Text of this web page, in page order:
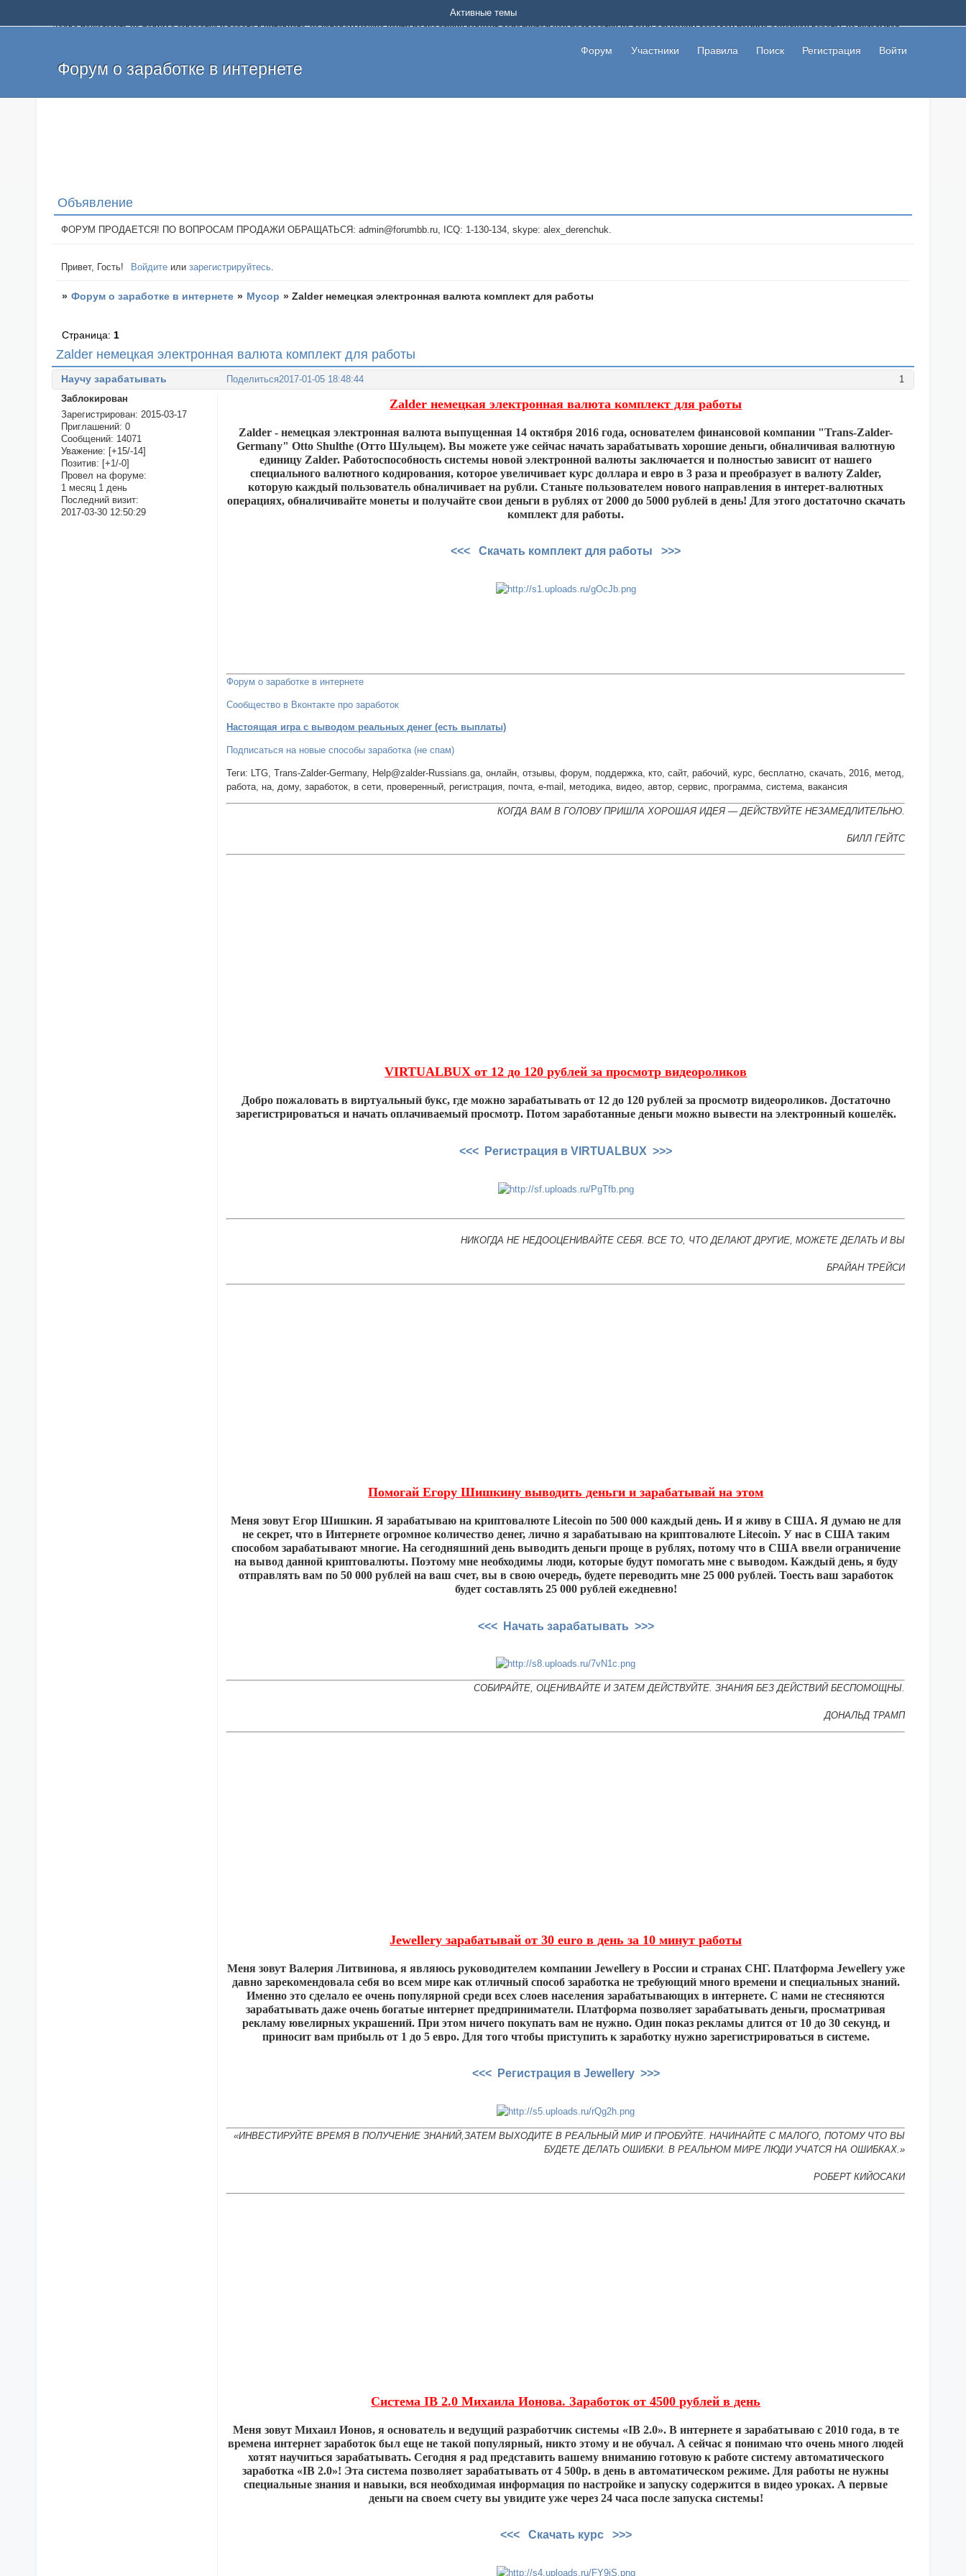
Добро пожаловать на форум о заработке и работе в интернете, на котором можно найти подходящий вариант дополнительной подработки на дому с высоким доходом помимо основной работы, не вкладывая
и оставлять свои отзывы. Если вы знаете, что определенный проект или сайт не платит, то указывайте в теме что это лохотрон, чтобы другие пользователи не попались на развод. Вы сможете начать зарабатывать
легкие деньги без вложений и регистрации уже сегодня. Создавайте новые темы, размещайте объявления со своими пригласительными ссылками и первая прибыль не заставит себя долго ждать.
Форум о заработке в интернете
Форум Участники Правила Поиск Регистрация Войти
Активные темы
Объявление
ФОРУМ ПРОДАЕТСЯ! ПО ВОПРОСАМ ПРОДАЖИ ОБРАЩАТЬСЯ: admin@forumbb.ru, ICQ: 1-130-134, skype: alex_derenchuk.
Привет, Гость! Войдите илизарегистрируйтесь.
» Форум о заработке в интернете » Мусор »Zalder немецкая электронная валюта комплект для работы
Zalder немецкая электронная валюта комплект для работы
Страница: 1
Поделиться 1
2017-01-05 18:48:44
Научу зарабатывать
Заблокирован
Зарегистрирован: 2015-03-17
Приглашений: 0
Сообщений: 14071
Уважение: [+15/-14]
Позитив: [+1/-0]
Провел на форуме:
1 месяц 1 день
Последний визит:
2017-03-30 12:50:29
Zalder немецкая электронная валюта комплект для работы
Zalder - немецкая электронная валюта выпущенная 14 октября 2016 года, основателем финансовой компании "Trans-Zalder-
Germany" Otto Shulthe (Отто Шульцем). Вы можете уже сейчас начать зарабатывать хорошие деньги, обналичивая валютную
единицу Zalder. Работоспособность системы новой электронной валюты заключается и полностью зависит от нашего
специального валютного кодирования, которое увеличивает курс доллара и евро в 3 раза и преобразует в валюту Zalder,
которую каждый пользователь обналичивает на рубли. Станьте пользователем нового направления в интерет-валютных
операциях, обналичивайте монеты и получайте свои деньги в рублях от 2000 до 5000 рублей в день! Для этого достаточно скачать
комплект для работы.
<<< Скачать комплект для работы >>>
Форум о заработке в интернете
Сообщество в Вконтакте про заработок
Настоящая игра с выводом реальных денег (есть выплаты)
Подписаться на новые способы заработка (не спам)
Теги: LTG, Trans-Zalder-Germany, Help@zalder-Russians.ga, онлайн, отзывы, форум, поддержка, кто, сайт, рабочий, курс, бесплатно, скачать, 2016, метод,
работа, на, дому, заработок, в сети, проверенный, регистрация, почта, e-mail, методика, видео, автор, сервис, программа, система, вакансия
КОГДА ВАМ В ГОЛОВУ ПРИШЛА ХОРОШАЯ ИДЕЯ — ДЕЙСТВУЙТЕ НЕЗАМЕДЛИТЕЛЬНО.
БИЛЛ ГЕЙТС
VIRTUALBUX от 12 до 120 рублей за просмотр видеороликов
Добро пожаловать в виртуальный букс, где можно зарабатывать от 12 до 120 рублей за просмотр видеороликов. Достаточно
зарегистрироваться и начать оплачиваемый просмотр. Потом заработанные деньги можно вывести на электронный кошелёк.
<<< Регистрация в VIRTUALBUX >>>
НИКОГДА НЕ НЕДООЦЕНИВАЙТЕ СЕБЯ. ВСЕ ТО, ЧТО ДЕЛАЮТ ДРУГИЕ, МОЖЕТЕ ДЕЛАТЬ И ВЫ
БРАЙАН ТРЕЙСИ
Помогай Егору Шишкину выводить деньги и зарабатывай на этом
Меня зовут Егор Шишкин. Я зарабатываю на криптовалюте Litecoin по 500 000 каждый день. И я живу в США. Я думаю не для
не секрет, что в Интернете огромное количество денег, лично я зарабатываю на криптовалюте Litecoin. У нас в США таким
способом зарабатывают многие. На сегодняшний день выводить деньги проще в рублях, потому что в США ввели ограничение
на вывод данной криптовалюты. Поэтому мне необходимы люди, которые будут помогать мне с выводом. Каждый день, я буду
отправлять вам по 50 000 рублей на ваш счет, вы в свою очередь, будете переводить мне 25 000 рублей. Тоесть ваш заработок
будет составлять 25 000 рублей ежедневно!
<<< Начать зарабатывать >>>
СОБИРАЙТЕ, ОЦЕНИВАЙТЕ И ЗАТЕМ ДЕЙСТВУЙТЕ. ЗНАНИЯ БЕЗ ДЕЙСТВИЙ БЕСПОМОЩНЫ.
ДОНАЛЬД ТРАМП
Jewellery зарабатывай от 30 euro в день за 10 минут работы
Меня зовут Валерия Литвинова, я являюсь руководителем компании Jewellery в России и странах СНГ. Платформа Jewellery уже
давно зарекомендовала себя во всем мире как отличный способ заработка не требующий много времени и специальных знаний.
Именно это сделало ее очень популярной среди всех слоев населения зарабатывающих в интернете. С нами не стесняются
зарабатывать даже очень богатые интернет предприниматели. Платформа позволяет зарабатывать деньги, просматривая
рекламу ювелирных украшений. При этом ничего покупать вам не нужно. Один показ рекламы длится от 10 до 30 секунд, и
приносит вам прибыль от 1 до 5 евро. Для того чтобы приступить к заработку нужно зарегистрироваться в системе.
<<< Регистрация в Jewellery >>>
«ИНВЕСТИРУЙТЕ ВРЕМЯ В ПОЛУЧЕНИЕ ЗНАНИЙ,ЗАТЕМ ВЫХОДИТЕ В РЕАЛЬНЫЙ МИР И ПРОБУЙТЕ. НАЧИНАЙТЕ С МАЛОГО, ПОТОМУ ЧТО ВЫ
БУДЕТЕ ДЕЛАТЬ ОШИБКИ. В РЕАЛЬНОМ МИРЕ ЛЮДИ УЧАТСЯ НА ОШИБКАХ.»
РОБЕРТ КИЙОСАКИ
Система IB 2.0 Михаила Ионова. Заработок от 4500 рублей в день
Меня зовут Михаил Ионов, я основатель и ведущий разработчик системы «IB 2.0». В интернете я зарабатываю с 2010 года, в те
времена интернет заработок был еще не такой популярный, никто этому и не обучал. А сейчас я понимаю что очень много людей
хотят научиться зарабатывать. Сегодня я рад представить вашему вниманию готовую к работе систему автоматического
заработка «IB 2.0»! Эта система позволяет зарабатывать от 4 500р. в день в автоматическом режиме. Для работы не нужны
специальные знания и навыки, вся необходимая информация по настройке и запуску содержится в видео уроках. А первые
деньги на своем счету вы увидите уже через 24 часа после запуска системы!
<<< Скачать курс >>>